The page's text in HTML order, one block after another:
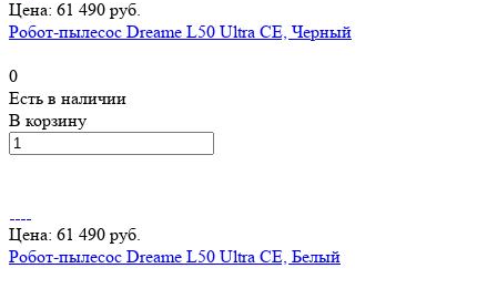
Цена: 61 490 руб.
Робот-пылесос Dreame L50 Ultra CE, Черный
0
Есть в наличии
В корзину
Цена: 61 490 руб.
Робот-пылесос Dreame L50 Ultra CE, Белый